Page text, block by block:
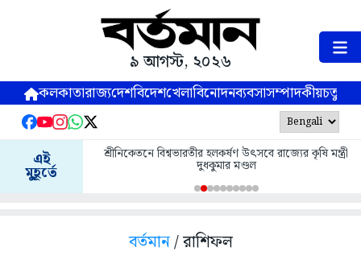
৯ আগস্ট, ২০২৬
কলকাতারাজ্যদেশবিদেশখেলাবিনোদনব্যবসাসম্পাদকীয়
এই
মুহূর্তে
শ্রীনিকেতনে বিশ্বভারতীর হলকর্ষণ উৎসবে রাজ্যের কৃষি মন্ত্রী
দুধকুমার মণ্ডল
বর্তমান/ রাশিফল